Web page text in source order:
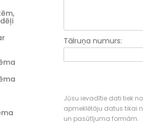
Tālruņa numurs:
Jūsu ievadītie dati tiek
apmeklētāju datus tikai
un pasūtījuma formām.